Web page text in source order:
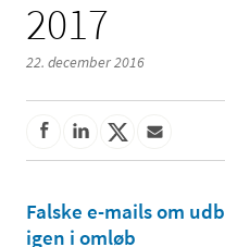
2017
22. december 2016
Falske e-mails om
igen i omløb